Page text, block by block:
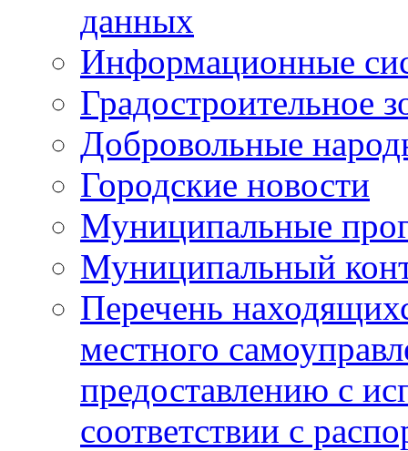
данных
Информационные
Градостроительное
Добровольные
Городские новости
Муниципальные
Муниципальный
Перечень
местного
предоставлению с
соответствии с